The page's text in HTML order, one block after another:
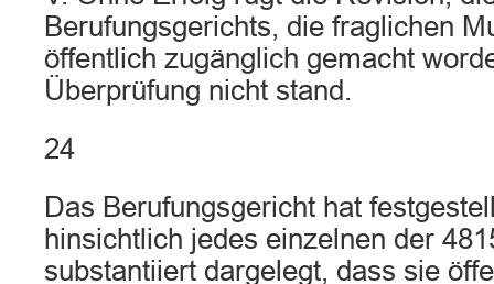
Berufungsgerichts, die fraglichen
öffentlich zugänglich gemacht
Überprüfung nicht stand.
24
Das Berufungsgericht hat
hinsichtlich jedes einzelnen der
substantiiert dargelegt, dass sie